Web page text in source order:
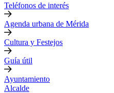
Teléfonos de interés
Agenda urbana de Mérida
Cultura y Festejos
Guía útil
Ayuntamiento
Alcalde